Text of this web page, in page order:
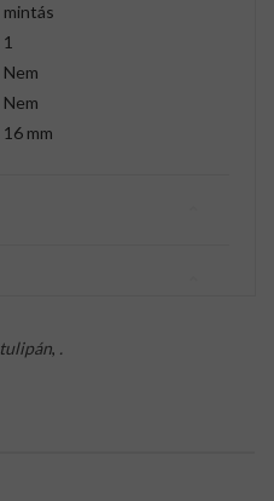
mintás
1
Nem
Nem
16 mm
tulipán, .